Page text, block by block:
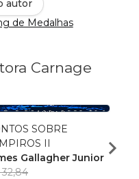
autor
de Medalhas
Carnage
SOBRE
II
Gallagher Junior R$